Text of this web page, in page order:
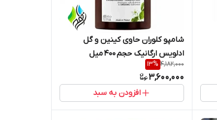
شامپو کلوران حاوی کینین و گل
ادلویس ارگانیک حجم ۴۰۰ میل
4,182,000
13%
3,600,000
افزودن به سبد